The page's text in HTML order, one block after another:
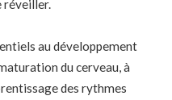
réveiller.
au développement
du cerveau, à
des rythmes